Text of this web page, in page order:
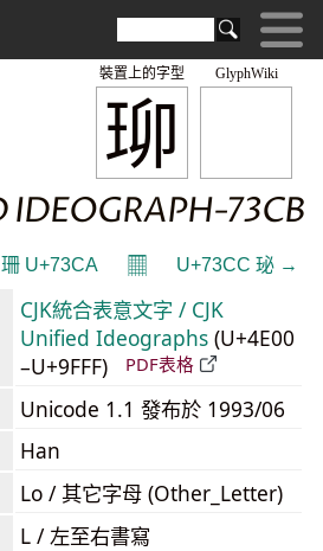
GlyphWiki
珋
裝置上的字型
IDEOGRAPH-73CB
U+73CA 𝄜 U+73CC 珌 →
CJK統合表意文字 / CJK
Unified Ideographs (U+4E00
–U+9FFF)
PDF表格
Unicode 1.1 發布於 1993/06
Han
Lo / 其它字母 (Other_Letter)
L / 左至右書寫